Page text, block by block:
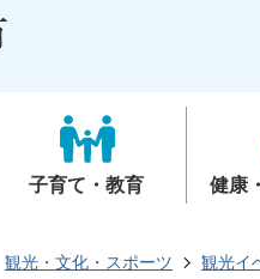
子育て・教育 健康
観光・文化・スポーツ 観光イ